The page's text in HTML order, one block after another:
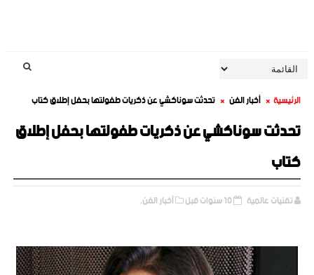
الرئيسية أخبار الفن تحدثت سوناكشي عن ذكريات طفولتها بحفل إطلاق كتاب
تحدثت سوناكشي عن ذكريات طفولتها بحفل إطلاق
كتاب
تقنيات عالمية 10 سنوات قبل أخبار الفن,